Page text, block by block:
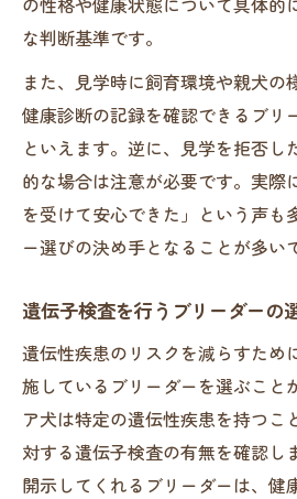
性格も重視したミニチュア
ブリーダーが教える性格
ント
ミニチュア犬の個性を
の工夫
性格まで考慮したブリ
ブリーダーの育成環境
る理由
ーダー
な判断基準です。
また、見学時に飼育環境や親犬の
健康診断の記録を確認できるブリ
といえます。逆に、見学を拒否し
的な場合は注意が必要です。実際
を受けて安心できた」という声も
ー選びの決め手となることが多い
遺伝子検査を行うブリーダーの
遺伝性疾患のリスクを減らすため
施しているブリーダーを選ぶこと
ア犬は特定の遺伝性疾患を持つこ
対する遺伝子検査の有無を確認し
開示してくれるブリーダーは、健